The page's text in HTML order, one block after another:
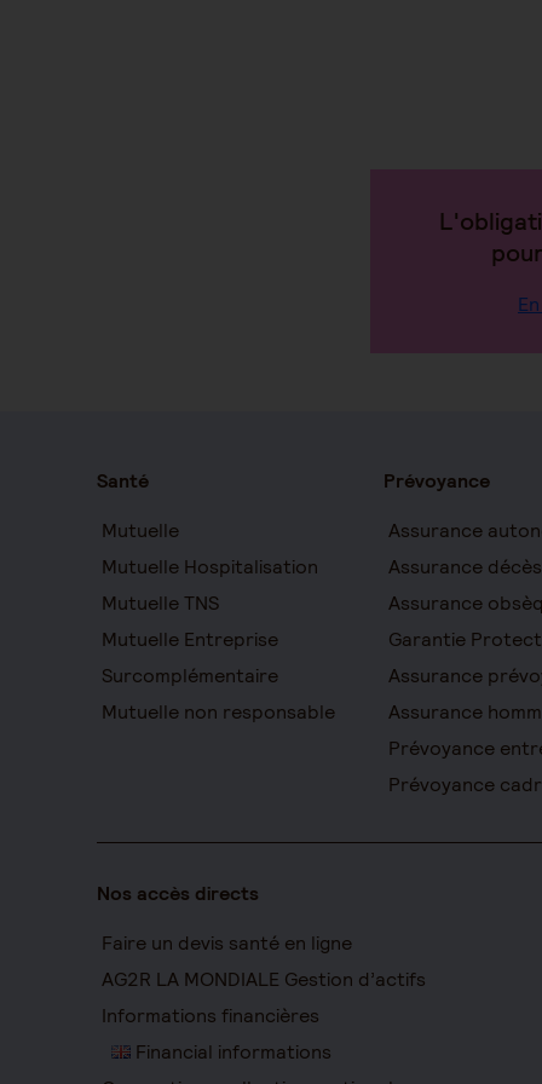
Santé
Mutuelle
Mutuelle Hospitalisation
Mutuelle TNS
Mutuelle Entreprise
Surcomplémentaire
Mutuelle non responsable
Prévoyance
Assurance
Assurance décès
Assurance
Garantie
Assurance
Assurance
Prévoyance
Prévoyance
Nos accès directs
Faire un devis santé en ligne
AG2R LA MONDIALE Gestion d’actifs
Informations financières
Financial informations